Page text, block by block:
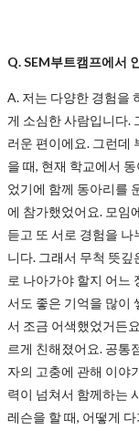
Q. SEM부트캠프에서
A. 저는 다양한 경험을
게 소심한 사람입니다.
러운 편이에요. 그런데
을 때, 현재 학교에서
었기에 함께 동아리를
에 참가했었어요. 모임
듣고 또 서로 경험을
니다. 그래서 무척 뜻깊
로 나아가야 할지 어느
서도 좋은 기억을 많이
서 조금 어색했었거든
르게 친해졌어요. 공통
자의 고충에 관해 이야
력이 넘쳐서 함께하는
레슨을 할 때, 어떻게